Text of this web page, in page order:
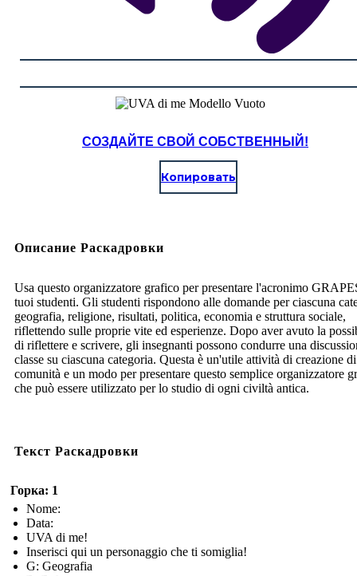
СОЗДАЙТЕ СВОЙ СОБСТВЕННЫЙ!
Копировать
Описание Раскадровки
Usa questo organizzatore grafico per presentare l'acronimo
tuoi studenti. Gli studenti rispondono alle domande per ciascuna
geografia, religione, risultati, politica, economia e struttura sociale,
riflettendo sulle proprie vite ed esperienze. Dopo aver avuto la
di riflettere e scrivere, gli insegnanti possono condurre una
classe su ciascuna categoria. Questa è un'utile attività di creazione di
comunità e un modo per presentare questo semplice organizzatore
che può essere utilizzato per lo studio di ogni civiltà antica.
Текст Раскадровки
Горка: 1
Nome:
Data:
UVA di me!
Inserisci qui un personaggio che ti somiglia!
G: Geografia